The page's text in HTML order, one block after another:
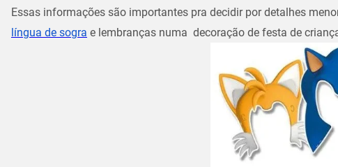
Essas informações são importantes pra decidir por detalhes
língua de sogra e lembranças numa decoração de festa de